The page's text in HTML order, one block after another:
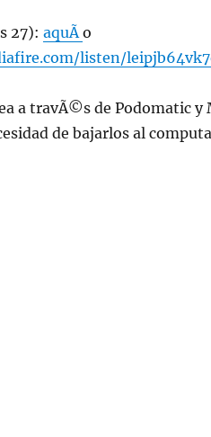
27): aquÃ­o
listen/
a travÃ©s de Podomatic
de bajarlos al